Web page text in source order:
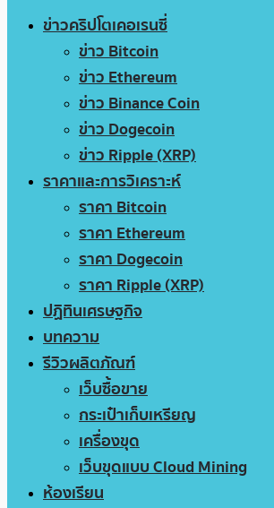
ข่าวคริปโตเคอเรนซี่
ข่าว Bitcoin
ข่าว Ethereum
ข่าว Binance Coin
ข่าว Dogecoin
ข่าว Ripple (XRP)
ราคาและการวิเคราะห์
ราคา Bitcoin
ราคา Ethereum
ราคา Dogecoin
ราคา Ripple (XRP)
ปฏิทินเศรษฐกิจ
บทความ
รีวิวผลิตภัณฑ์
เว็บซื้อขาย
กระเป๋าเก็บเหรียญ
เครื่องขุด
เว็บขุดแบบ Cloud Mining
ห้องเรียน